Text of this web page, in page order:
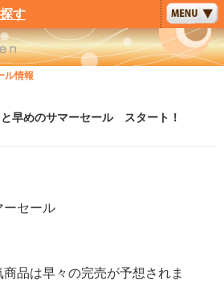
す
ル情報
早めのサマーセール スタート！
ーセール
品は早々の完売が予想されま